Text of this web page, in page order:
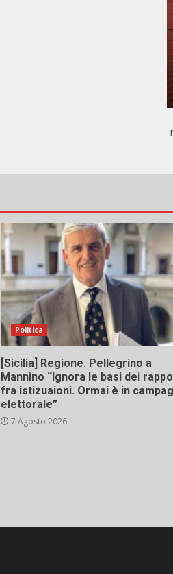
Politica
[Sicilia] Regione. Pellegrino a
Mannino “Ignora le basi dei
fra istizuaioni. Ormai è in
elettorale”
7 Agosto 2026